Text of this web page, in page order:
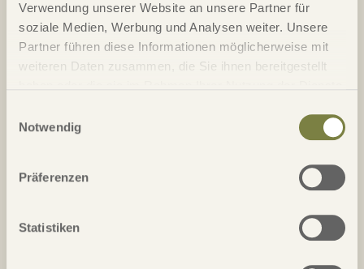
Verwendung unserer Website an unsere Partner für
soziale Medien, Werbung und Analysen weiter. Unsere
Partner führen diese Informationen möglicherweise mit
weiteren Daten zusammen, die Sie ihnen bereitgestellt
Notwendig
Präferenzen
Statistiken
Erleben Sie unvergessliche Golfmomente mit
atemberaubendem Blick über den Atlantik, entspannen Sie
an goldenen Stränden und genießen Sie höchsten
Wohnkomfort mit Aussicht auf das Meer oder majestätisc...